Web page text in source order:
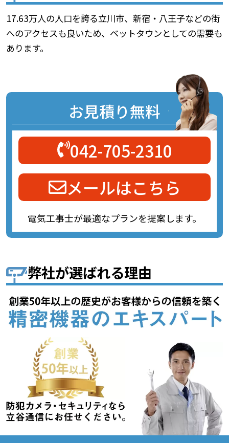
17.63万人の人口を誇る立川市、新宿・八王子などの街
へのアクセスも良いため、ベットタウンとしての需要も
あります。
お見積り無料
042-705-2310
メールはこちら
電気工事士が最適なプランを提案します。
弊社が選ばれる理由